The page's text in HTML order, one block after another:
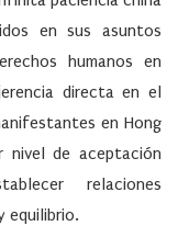
en sus asuntos
humanos en
directa en el
en Hong
nivel de aceptación
relaciones
equilibrio.